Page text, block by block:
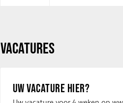
VACATURES
UW VACATURE HIER?